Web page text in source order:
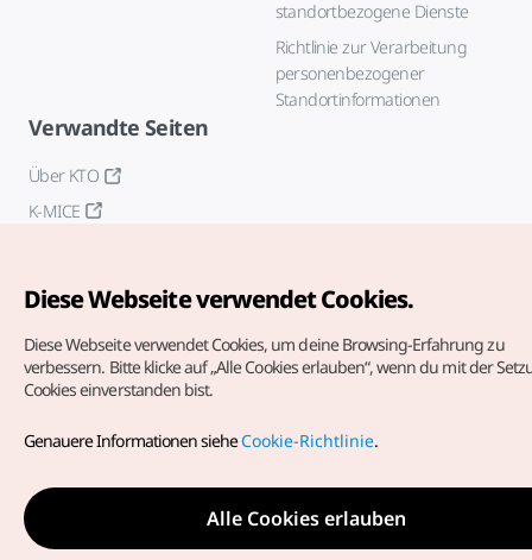
standortbezogene Dienste
Richtlinie zur Verarbeitung
personenbezogener
Standortinformationen
Verwandte Seiten
Über KTO
K-MICE
vorbehalten.
dieoffizielle E-Mail-Adresse
german@knto.or.kr
Diese Webseite verwendet Cookies.
Diese Webseite verwendet Cookies, um deine Browsing-Erfahrung zu
verbessern. Bitte klicke auf „Alle Cookies erlauben“, wenn du mit der
Cookies einverstanden bist.
Genauere Informationen sieheCookie-Richtlinie.
Alle Cookies erlauben